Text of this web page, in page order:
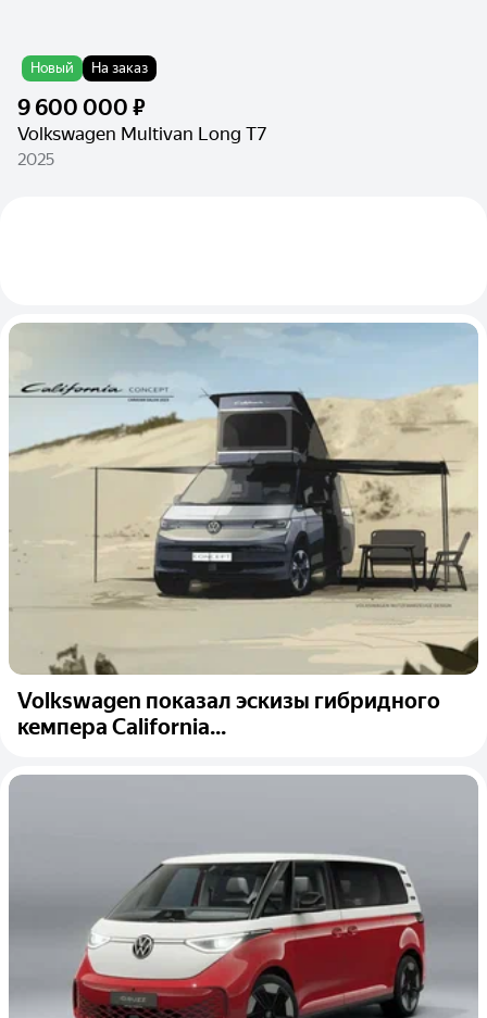
Новый На заказ
9 600 000 ₽
Volkswagen Multivan Long T7
2025
Volkswagen показал эскизы гибридного
кемпера California...